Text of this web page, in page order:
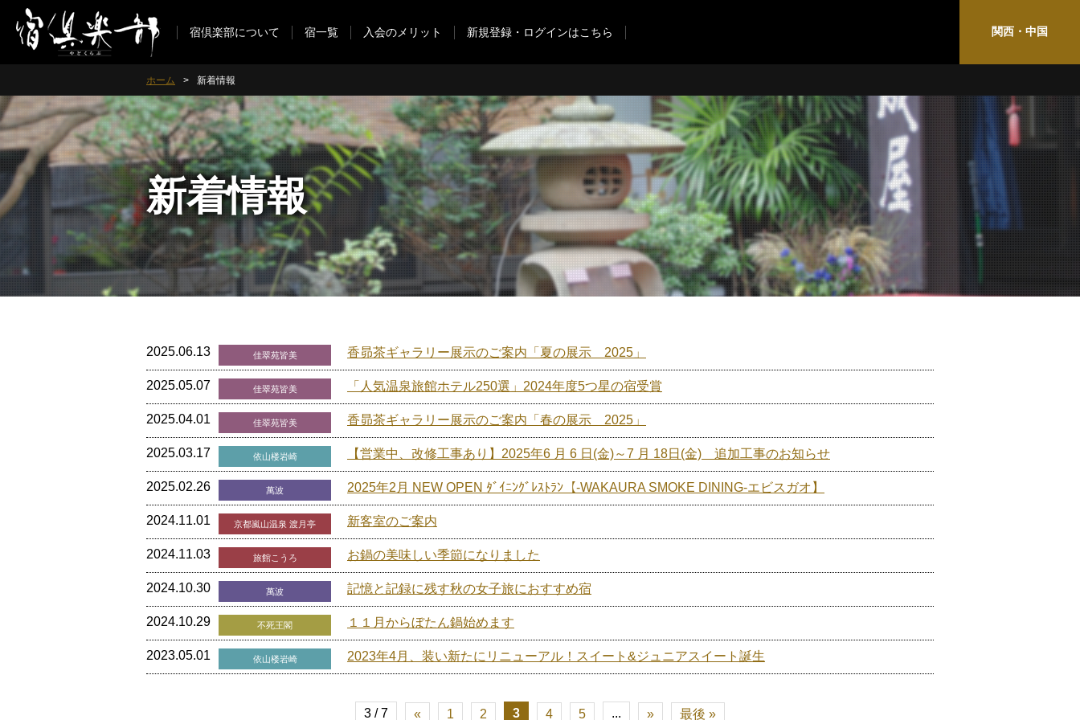
宿倶楽部について 宿一覧 入会のメリット 新規登録・ログインはこちら 関西・中国
ホーム 新着情報
新着情報
2025.06.13 佳翠苑皆美 香昴茶ギャラリー展示のご案内「夏の展示 2025」
2025.05.07 佳翠苑皆美 「人気温泉旅館ホテル250選」2024年度5つ星の宿受賞
2025.04.01 佳翠苑皆美 香昴茶ギャラリー展示のご案内「春の展示 2025」
2025.03.17 依山楼岩崎 【営業中、改修工事あり】2025年6 月 6 日(金)～7 月 18日(金) 追加工事のお知らせ
2025.02.26 萬波 2025年2月 NEW OPEN ﾀﾞｲﾆﾝｸﾞﾚｽﾄﾗﾝ【-WAKAURA SMOKE DINING-エビスガオ】
2024.11.01 京都嵐山温泉 渡月亭 新客室のご案内
2024.11.03 旅館こうろ お鍋の美味しい季節になりました
2024.10.30 萬波 記憶と記録に残す秋の女子旅におすすめ宿
2024.10.29 不死王閣 １１月からぼたん鍋始めます
2023.05.01 依山楼岩崎 2023年4月、装い新たにリニューアル！スイート&ジュニアスイート誕生
3 / 7 « 1 2 3 4 5 ... » 最後 »